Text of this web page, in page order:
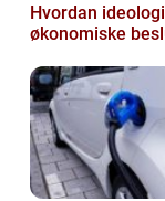
Hvordan
økonomiske